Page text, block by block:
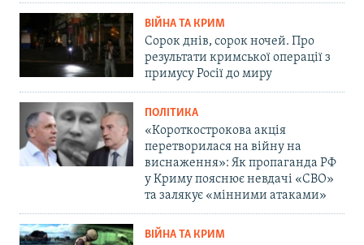
ВІЙНА ТА КРИМ
Сорок днів, сорок ночей. Про
результати кримської операції з
примусу Росії до миру
ПОЛІТИКА
«Короткострокова акція
перетворилася на війну на
виснаження»: Як пропаганда РФ
у Криму пояснює невдачі «СВО»
та залякує «мінними атаками»
ВІЙНА ТА КРИМ